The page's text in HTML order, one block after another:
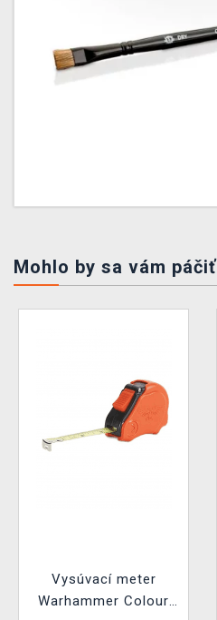
Mohlo by sa vám páčiť
Vysúvací meter
Warhammer Colour